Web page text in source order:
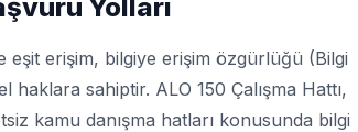
Yolları
eşit erişim, bilgiye erişim özgürlüğü (Bilgi
haklara sahiptir. ALO 150 Çalışma Hattı,
kamu danışma hatları konusunda bilgi